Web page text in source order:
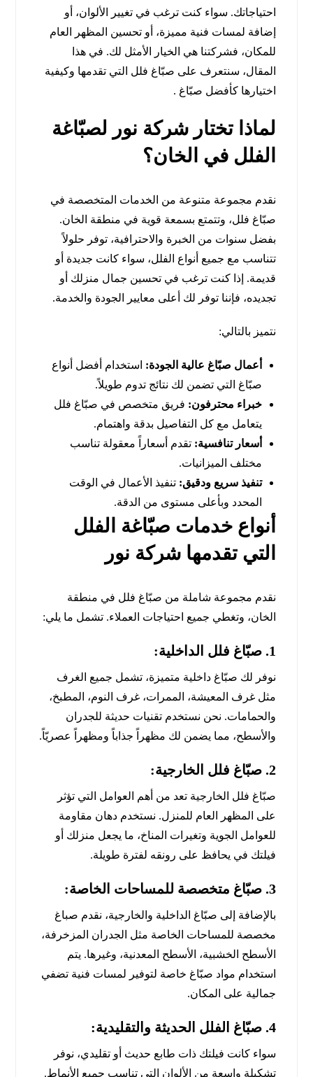
احتياجاتك. سواء كنت ترغب في تغيير الألوان، أو
إضافة لمسات فنية مميزة، أو تحسين المظهر العام
للمكان، فشركتنا هي الخيار الأمثل لك. في هذا
المقال، سنتعرف على صبّاغ فلل التي تقدمها وكيفية
اختيارها كأفضل صبّاغ .
لماذا تختار شركة نور لصبّاغة
الفلل في الخان؟
نقدم مجموعة متنوعة من الخدمات المتخصصة في
صبّاغ فلل، وتتمتع بسمعة قوية في منطقة الخان.
بفضل سنوات من الخبرة والاحترافية، توفر حلولاً
تتناسب مع جميع أنواع الفلل، سواء كانت جديدة أو
قديمة. إذا كنت ترغب في تحسين جمال منزلك أو
تجديده، فإننا توفر لك أعلى معايير الجودة والخدمة.
نتميز بالتالي:
أعمال صبّاغ عالية الجودة: استخدام أفضل أنواع
صبّاغ التي تضمن لك نتائج تدوم طويلاً.
خبراء محترفون: فريق متخصص في صبّاغ فلل
يتعامل مع كل التفاصيل بدقة واهتمام.
أسعار تنافسية: تقدم أسعاراً معقولة تناسب
مختلف الميزانيات.
تنفيذ سريع ودقيق: تنفيذ الأعمال في الوقت
المحدد وبأعلى مستوى من الدقة.
أنواع خدمات صبّاغة الفلل
التي تقدمها شركة نور
نقدم مجموعة شاملة من صبّاغ فلل في منطقة
الخان، وتغطي جميع احتياجات العملاء. تشمل ما يلي:
1. صبّاغ فلل الداخلية:
نوفر لك صبّاغ داخلية متميزة، تشمل جميع الغرف
مثل غرف المعيشة، الممرات، غرف النوم، المطبخ،
والحمامات. نحن نستخدم تقنيات حديثة للجدران
والأسطح، مما يضمن لك مظهراً جذاباً ومظهراً عصريّاً.
2. صبّاغ فلل الخارجية:
صبّاغ فلل الخارجية تعد من أهم العوامل التي تؤثر
على المظهر العام للمنزل. نستخدم دهان مقاومة
للعوامل الجوية وتغيرات المناخ، ما يجعل منزلك أو
فيلتك في يحافظ على رونقه لفترة طويلة.
3. صبّاغ متخصصة للمساحات الخاصة:
بالإضافة إلى صبّاغ الداخلية والخارجية، نقدم صباغ
مخصصة للمساحات الخاصة مثل الجدران المزخرفة،
الأسطح الخشبية، الأسطح المعدنية، وغيرها. يتم
استخدام مواد صبّاغ خاصة لتوفير لمسات فنية تضفي
جمالية على المكان.
4. صبّاغ الفلل الحديثة والتقليدية:
سواء كانت فيلتك ذات طابع حديث أو تقليدي، نوفر
تشكيلة واسعة من الألوان التي تناسب جميع الأنماط.